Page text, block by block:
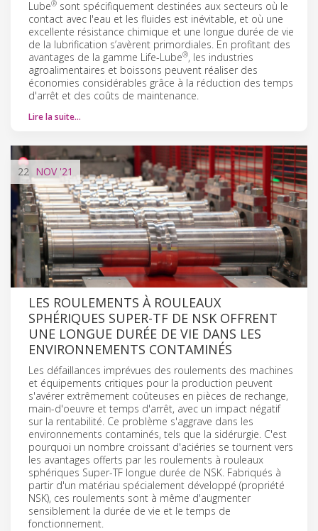
Lube® sont spécifiquement destinées aux secteurs où le
contact avec l'eau et les fluides est inévitable, et où une
excellente résistance chimique et une longue durée de vie
de la lubrification s’avèrent primordiales. En profitant des
avantages de la gamme Life-Lube®, les industries
agroalimentaires et boissons peuvent réaliser des
économies considérables grâce à la réduction des temps
d'arrêt et des coûts de maintenance.
Lire la suite…
22 NOV'21
LES ROULEMENTS À ROULEAUX
SPHÉRIQUES SUPER-TF DE NSK OFFRENT
UNE LONGUE DURÉE DE VIE DANS LES
ENVIRONNEMENTS CONTAMINÉS
Les défaillances imprévues des roulements des machines
et équipements critiques pour la production peuvent
s'avérer extrêmement coûteuses en pièces de rechange,
main-d'oeuvre et temps d'arrêt, avec un impact négatif
sur la rentabilité. Ce problème s'aggrave dans les
environnements contaminés, tels que la sidérurgie. C'est
pourquoi un nombre croissant d'aciéries se tournent vers
les avantages offerts par les roulements à rouleaux
sphériques Super-TF longue durée de NSK. Fabriqués à
partir d'un matériau spécialement développé (propriété
NSK), ces roulements sont à même d'augmenter
sensiblement la durée de vie et le temps de
fonctionnement.